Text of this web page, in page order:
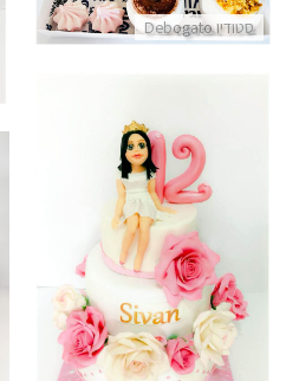
סטודיו Debogato
עוגת קומות לבת מצווה עם כשרות
התקשר/י